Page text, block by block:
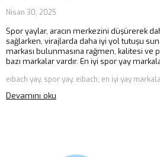
Nisan 30, 2025
Spor yaylar, aracın merkezini düşürerek
sağlarken, virajlarda daha iyi yol tutuşu
markası bulunmasına rağmen, kalitesi ve
bazı markalar vardır. En iyi spor yay
eibach yay, spor yay, eibach, en iyi yay
Devamını oku